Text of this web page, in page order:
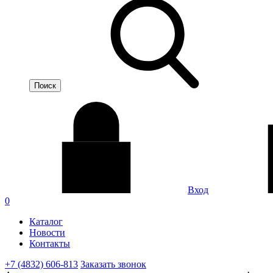
Вход
0
Каталог
Новости
Контакты
+7 (4832) 606-813 Заказать звонок